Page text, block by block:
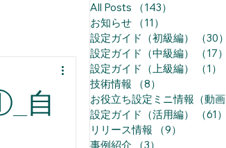
自
All Posts （143）
お知らせ
（11）
設定ガイド（初級編）
（30）
設定ガイド（中級編）
（17）
設定ガイド（上級編）
（1）
技術情報
（8）
設定ガイド（活用編）
（61）
リリース情報
（9）
事例紹介
（3）